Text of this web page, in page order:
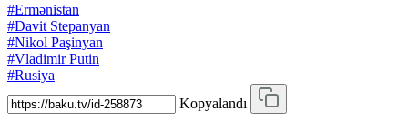
#Ermənistan
#Davit Stepanyan
#Nikol Paşinyan
#Vladimir Putin
#Rusiya
Kopyalandı